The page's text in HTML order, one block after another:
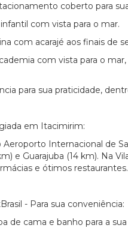
coberto para
com vista para o mar.
com acarajé aos finais de
com vista para o
para sua praticidade,
em Itacimirim:
Aeroporto Internacional de
e Guarajuba (14 km). Na
e ótimos restaurantes.
- Para sua conveniência:
de cama e banho para a